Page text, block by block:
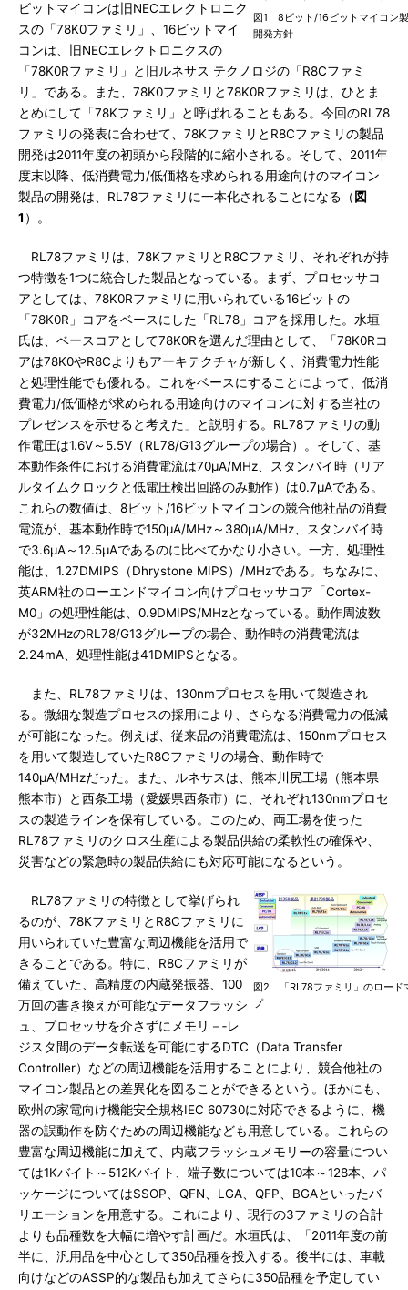
図1 8ビット/16ビットマイコン
開発方針
ビットマイコンは旧NECエレクトロニク
スの「78K0ファミリ」、16ビットマイ
コンは、旧NECエレクトロニクスの
「78K0Rファミリ」と旧ルネサス テクノロジの「R8Cファミ
リ」である。また、78K0ファミリと78K0Rファミリは、ひとま
とめにして「78Kファミリ」と呼ばれることもある。今回のRL78
ファミリの発表に合わせて、78KファミリとR8Cファミリの製品
開発は2011年度の初頭から段階的に縮小される。そして、2011年
度末以降、低消費電力/低価格を求められる用途向けのマイコン
製品の開発は、RL78ファミリに一本化されることになる（ 図
1 ）。
RL78ファミリは、78KファミリとR8Cファミリ、それぞれが持
つ特徴を1つに統合した製品となっている。まず、プロセッサコ
アとしては、78K0Rファミリに用いられている16ビットの
「78K0R」コアをベースにした「RL78」コアを採用した。水垣
氏は、ベースコアとして78K0Rを選んだ理由として、「78K0Rコ
アは78K0やR8Cよりもアーキテクチャが新しく、消費電力性能
と処理性能でも優れる。これをベースにすることによって、低消
費電力/低価格が求められる用途向けのマイコンに対する当社の
プレゼンスを示せると考えた」と説明する。RL78ファミリの動
作電圧は1.6V～5.5V（RL78/G13グループの場合）。そして、基
本動作条件における消費電流は70μA/MHz、スタンバイ時（リア
ルタイムクロックと低電圧検出回路のみ動作）は0.7μAである。
これらの数値は、8ビット/16ビットマイコンの競合他社品の消費
電流が、基本動作時で150μA/MHz～380μA/MHz、スタンバイ時
で3.6μA～12.5μAであるのに比べてかなり小さい。一方、処理性
能は、1.27DMIPS（Dhrystone MIPS）/MHzである。ちなみに、
英ARM社のローエンドマイコン向けプロセッサコア「Cortex-
M0」の処理性能は、0.9DMIPS/MHzとなっている。動作周波数
が32MHzのRL78/G13グループの場合、動作時の消費電流は
2.24mA、処理性能は41DMIPSとなる。
また、RL78ファミリは、130nmプロセスを用いて製造され
る。微細な製造プロセスの採用により、さらなる消費電力の低減
が可能になった。例えば、従来品の消費電流は、150nmプロセス
を用いて製造していたR8Cファミリの場合、動作時で
140μA/MHzだった。また、ルネサスは、熊本川尻工場（熊本県
熊本市）と西条工場（愛媛県西条市）に、それぞれ130nmプロセ
スの製造ラインを保有している。このため、両工場を使った
RL78ファミリのクロス生産による製品供給の柔軟性の確保や、
災害などの緊急時の製品供給にも対応可能になるという。
図2 「RL78ファミリ」のロード
プ
RL78ファミリの特徴として挙げられ
るのが、78KファミリとR8Cファミリに
用いられていた豊富な周辺機能を活用で
きることである。特に、R8Cファミリが
備えていた、高精度の内蔵発振器、100
万回の書き換えが可能なデータフラッシ
ュ、プロセッサを介さずにメモリ－‐レ
ジスタ間のデータ転送を可能にするDTC（Data Transfer
Controller）などの周辺機能を活用することにより、競合他社の
マイコン製品との差異化を図ることができるという。ほかにも、
欧州の家電向け機能安全規格IEC 60730に対応できるように、機
器の誤動作を防ぐための周辺機能なども用意している。これらの
豊富な周辺機能に加えて、内蔵フラッシュメモリーの容量につい
ては1Kバイト～512Kバイト、端子数については10本～128本、パ
ッケージについてはSSOP、QFN、LGA、QFP、BGAといったバ
リエーションを用意する。これにより、現行の3ファミリの合計
よりも品種数を大幅に増やす計画だ。水垣氏は、「2011年度の前
半に、汎用品を中心として350品種を投入する。後半には、車載
向けなどのASSP的な製品も加えてさらに350品種を予定してい